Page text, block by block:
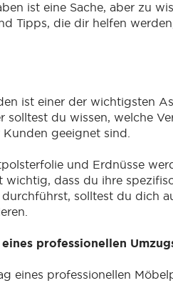
ist eine Sache, aber zu
Tipps, die dir helfen
ist einer der wichtigsten
solltest du wissen, welche
geeignet sind.
und Erdnüsse
wichtig, dass du ihre
solltest du dich
professionellen
eines professionellen